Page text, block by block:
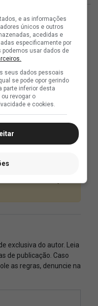
e as informações
únicos e outros
acedidas e
especificamente por
usar dados de
seus dados pessoais
se pode opor gerindo
parte inferior desta
revogar o
e cookies.